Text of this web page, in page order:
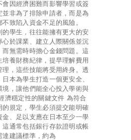
會因經濟困難而影響學習或簽
並非為了排除申請者，而是為
致陷入資金不足的風險。
的學生，往往能擁有更大的安
心於課業、建立人際關係並沉
而無需時時擔心金錢問題。這
培養財務紀律，提早理解費用
理，這些技能將受用終身。透
本為學生打造一個更安全、
境，讓他們能全心投入學術與
濟穩定性的關鍵文件 為符合
的規定，學生必須提交能明確
金、足以支應在日本至少一學
這通常包括銀行存款證明或帳
達建議標準，約為